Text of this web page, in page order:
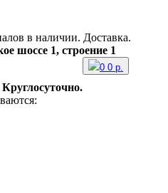
в наличии. Доставка.
шоссе 1, строение 1
Круглосуточно.
0 0 р.